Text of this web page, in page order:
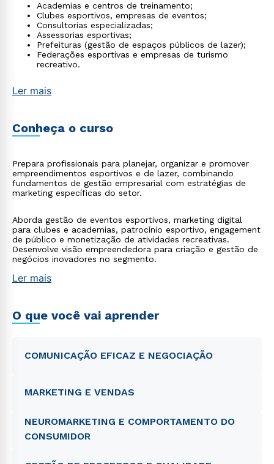
Academias e centros de treinamento;
Clubes esportivos, empresas de eventos;
Consultorias especializadas;
Assessorias esportivas;
Prefeituras (gestão de espaços públicos de lazer);
Federações esportivas e empresas de turismo
recreativo.
Ler mais
Conheça o curso
Prepara profissionais para planejar, organizar e promover
empreendimentos esportivos e de lazer, combinando
fundamentos de gestão empresarial com estratégias de
marketing específicas do setor.
Aborda gestão de eventos esportivos, marketing digital
para clubes e academias, patrocínio esportivo, engagement
de público e monetização de atividades recreativas.
Desenvolve visão empreendedora para criação e gestão de
negócios inovadores no segmento.
Ler mais
O que você vai aprender
COMUNICAÇÃO EFICAZ E NEGOCIAÇÃO
MARKETING E VENDAS
NEUROMARKETING E COMPORTAMENTO DO
CONSUMIDOR